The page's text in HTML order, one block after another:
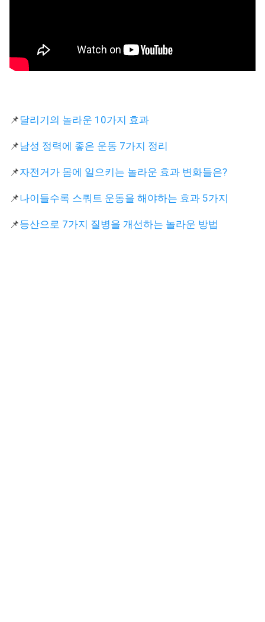
📌 달리기의 놀라운 10가지 효과
📌 남성 정력에 좋은 운동 7가지 정리
📌자전거가 몸에 일으키는 놀라운 효과 변화들은?
📌나이들수록 스쿼트 운동을 해야하는 효과 5가지
📌등산으로 7가지 질병을 개선하는 놀라운 방법